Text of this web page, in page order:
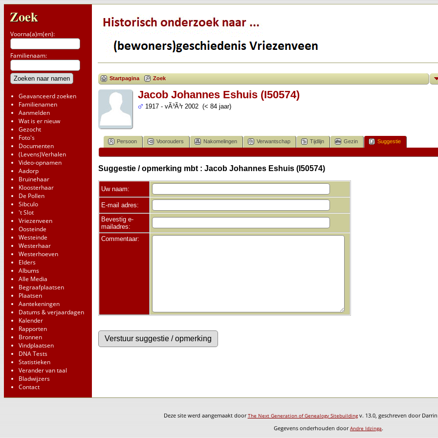
Zoek
Voorna(a)m(en):
Familienaam:
Geavanceerd zoeken
Familienamen
Aanmelden
Wat is er nieuw
Gezocht
Foto's
Documenten
(Levens)Verhalen
Video-opnamen
Aadorp
Bruinehaar
Kloosterhaar
De Pollen
Sibculo
't Slot
Vriezenveen
Oosteinde
Westeinde
Westerhaar
Westerhoeven
Elders
Albums
Alle Media
Begraafplaatsen
Plaatsen
Aantekeningen
Datums & verjaardagen
Kalender
Rapporten
Bronnen
Vindplaatsen
DNA Tests
Statistieken
Verander van taal
Bladwijzers
Contact
Startpagina Zoek
Jacob Johannes Eshuis (I50574)
1917 - vÃ³Ã³r 2002 (< 84 jaar)
Persoon Voorouders Nakomelingen Verwantschap Tijdlijn Gezin Suggestie
Suggestie / opmerking mbt : Jacob Johannes Eshuis (I50574)
Uw naam:
E-mail adres:
Bevestig e-
mailadres:
Commentaar:
Deze site werd aangemaakt doorThe Next Generation of Genealogy Sitebuildingv. 13.0, geschreven door
Gegevens onderhouden doorAndre Idzinga.